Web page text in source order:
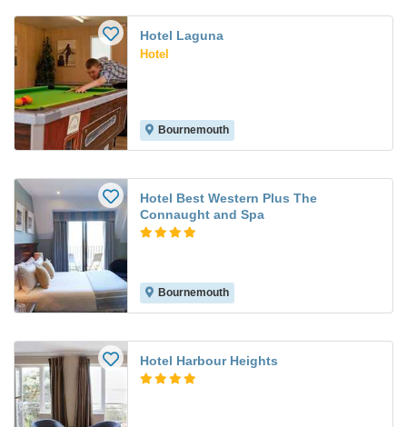
Hotel Laguna
Hotel
Bournemouth
Hotel Best Western Plus The
Connaught and Spa
Bournemouth
Hotel Harbour Heights